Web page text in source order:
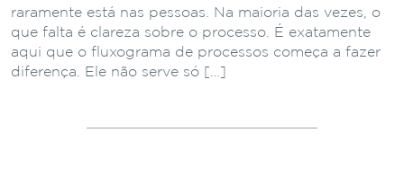
raramente está nas pessoas. Na maioria das vezes, o
que falta é clareza sobre o processo. É exatamente
aqui que o fluxograma de processos começa a fazer
diferença. Ele não serve só […]